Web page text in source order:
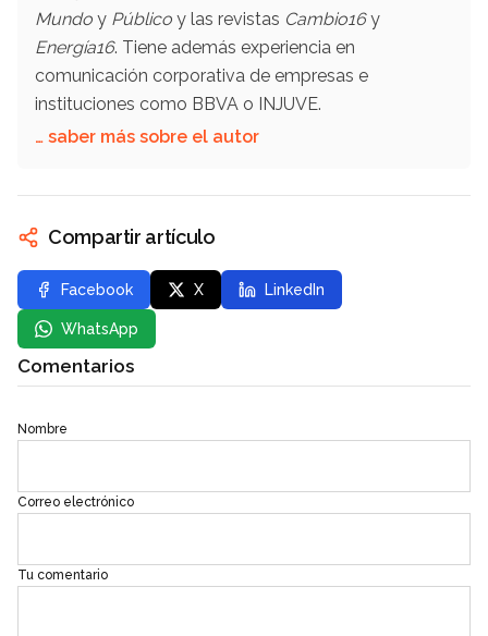
Mundo y Público y las revistas Cambio16y
Energía16. Tiene además experiencia en
comunicación corporativa de empresas e
instituciones como BBVA o INJUVE.
… saber más sobre el autor
Compartir artículo
Facebook X LinkedIn
WhatsApp
Comentarios
Nombre
Correo electrónico
Tu comentario